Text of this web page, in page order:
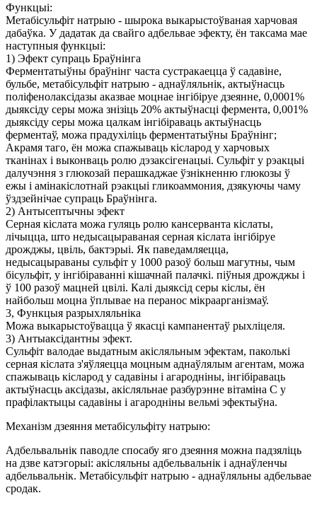
Функцыі:
Метабісульфіт натрыю - шырока выкарыстоўваная харчовая
дабаўка. У дадатак да свайго адбельвае эфекту, ён таксама мае
наступныя функцыі:
1) Эфект супраць Браўнінга
Ферментатыўны браўнінг часта сустракаецца ў садавіне,
бульбе, метабісульфіт натрыю - аднаўляльнік, актыўнасць
поліфенолаксідазы аказвае моцнае інгібіруе дзеянне, 0,0001%
дыяксіду серы можа знізіць 20% актыўнасці фермента, 0,001%
дыяксіду серы можа цалкам інгібіраваць актыўнасць
ферментаў, можа прадухіліць ферментатыўны Браўнінг;
Акрамя таго, ён можа спажываць кісларод у харчовых
тканінах і выконваць ролю дэзаксігенацыі. Сульфіт у рэакцыі
далучэння з глюкозай перашкаджае ўзнікненню глюкозы ў
ежы і амінакіслотнай рэакцыі гликоаммония, дзякуючы чаму
ўздзейнічае супраць Браўнінга.
2) Антысептычны эфект
Серная кіслата можа гуляць ролю кансерванта кіслаты,
лічыцца, што недысацыраваная серная кіслата інгібіруе
дрожджы, цвіль, бактэрыі. Як паведамляецца,
недысацыраваны сульфіт у 1000 разоў больш магутны, чым
бісульфіт, у інгібіраванні кішачнай палачкі. піўныя дрожджы і
ў 100 разоў мацней цвілі. Калі дыяксід серы кіслы, ён
найбольш моцна ўплывае на перанос мікраарганізмаў.
3, Функцыя разрыхляльніка
Можа выкарыстоўвацца ў якасці кампанентаў рыхліцеля.
3) Антыаксідантны эфект.
Сульфіт валодае выдатным акісляльным эфектам, паколькі
серная кіслата з'яўляецца моцным аднаўлялым агентам, можа
спажываць кісларод у садавіны і агародніны, інгібіраваць
актыўнасць аксідазы, акісляльнае разбурэнне вітаміна С у
прафілактыцы садавіны і агародніны вельмі эфектыўна.
Механізм дзеяння метабісульфіту натрыю:
Адбельвальнік паводле спосабу яго дзеяння можна падзяліць
на дзве катэгорыі: акісляльны адбельвальнік і аднаўленчы
адбельвальнік. Метабісульфіт натрыю - аднаўляльны адбельвае
сродак.